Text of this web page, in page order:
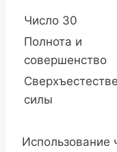
Число 30
Полнота и
совершенство
силы
Использование